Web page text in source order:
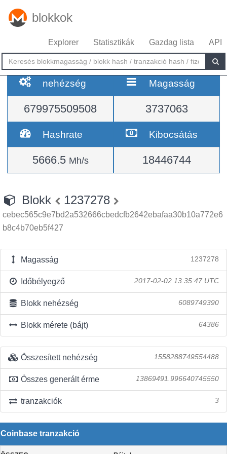
blokkok
Explorer Statisztikák Gazdag lista API
nehézség
679975509508
Magasság
3737063
Hashrate
5666.5 Mh/s
Kibocsátás
18446744
Blokk 1237278
cebec565c9e7bd2a532666cbedcfb2642ebafaa30b10a772e6
b8c4b70eb5f427
Magasság 1237278
Időbélyegző 2017-02-02 13:35:47 UTC
Blokk nehézség 6089749390
Blokk mérete (bájt) 64386
Összesített nehézség 1558288749554488
Összes generált érme 13869491.996640745550
tranzakciók 3
Coinbase tranzakció